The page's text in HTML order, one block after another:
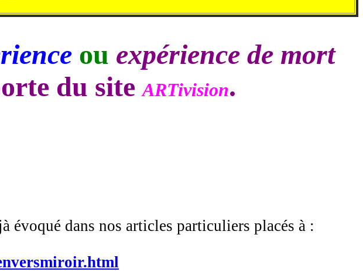
ou expérience de mort
du siteARTivision.
dans nos articles particuliers placés à :